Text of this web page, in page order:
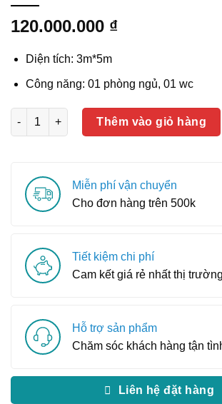
120.000.000 ₫
Diện tích: 3m*5m
Công năng: 01 phòng ngủ, 01 wc
Tham khảo thiết kế mẫu nhà Cemboard 1
Thêm vào giỏ hàng
Miễn phí vận chuyển
Cho đơn hàng trên 500k
Tiết kiệm chi phí
Cam kết giá rẻ nhất thị trường
Hỗ trợ sản phẩm
Chăm sóc khách hàng tận
Liên hệ đặt hàng